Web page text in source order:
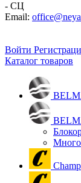
- СЦ
Email:
Войти
Каталог товаров